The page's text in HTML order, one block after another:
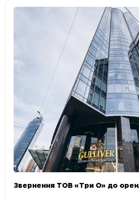
Звернення ТОВ «Три О» до